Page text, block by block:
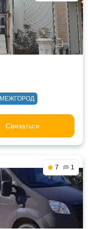
МЕЖГОРОД
Связаться
7 1